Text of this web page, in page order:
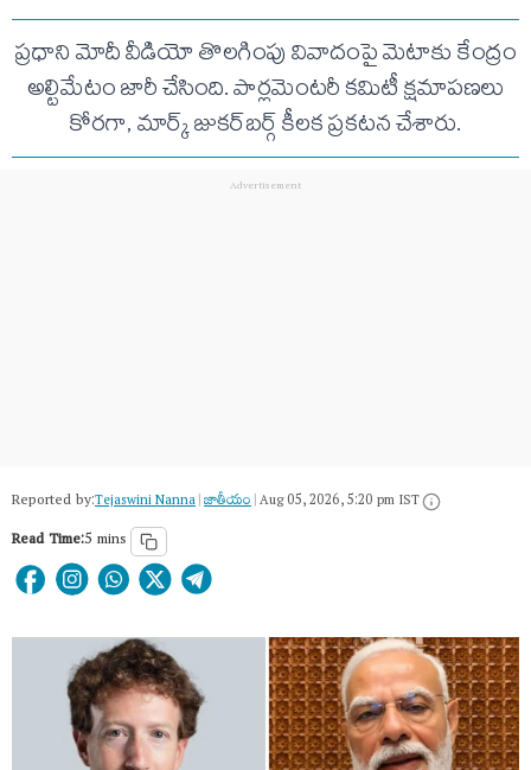
ప్రధాని మోదీ వీడియో తొలగింపు వివాదంపై మెటాకు కేంద్రం
అల్టిమేటం జారీ చేసింది. పార్లమెంటరీ కమిటీ క్షమాపణలు
కోరగా, మార్క్ జుకర్‌బర్గ్ కీలక ప్రకటన చేశారు.
Reported by:Tejaswini Nanna|జాతీయం|Aug 05, 2026, 5:20 pm IST
Read Time:5 mins